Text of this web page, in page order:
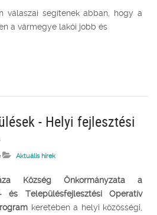
válaszai segítenek abban, hogy a
a vármegye lakói jobb és
- Helyi fejlesztési
Aktuális hírek
Község Önkormányzata a
és Településfejlesztési Operatív
keretében a helyi közösségi,